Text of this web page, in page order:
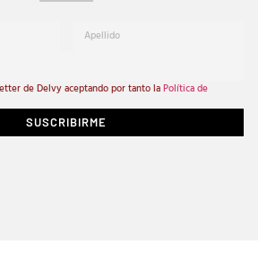
de Delvy aceptando por tanto laPolítica de
SUSCRIBIRME